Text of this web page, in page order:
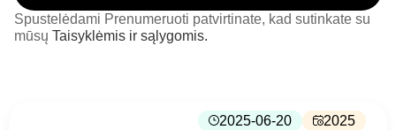
Spustelėdami Prenumeruoti patvirtinate, kad sutinkate su
mūsų Taisyklėmis ir sąlygomis.
2025-06-20 2025